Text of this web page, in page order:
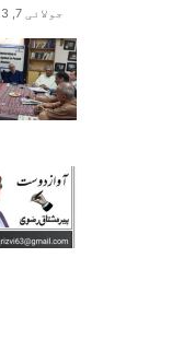
جولائی 7, 2023